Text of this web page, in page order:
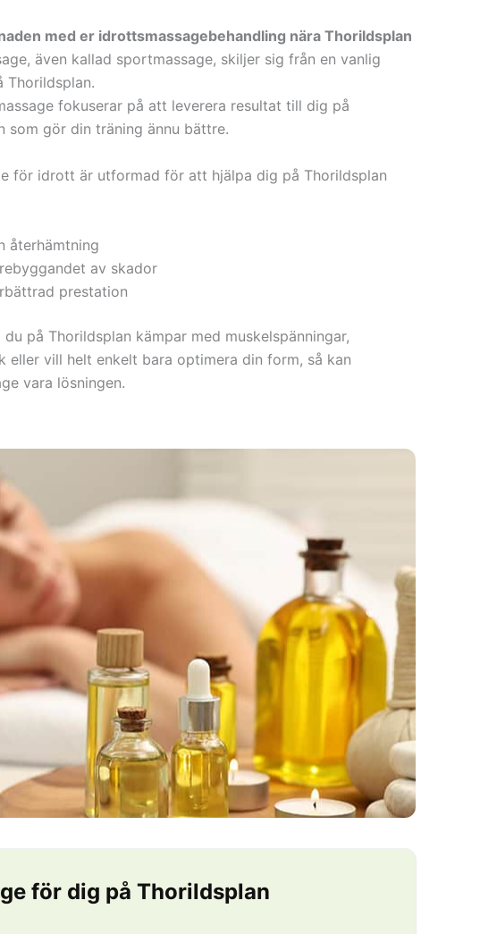
med er idrottsmassagebehandling nära Thorildsplan
även kallad sportmassage, skiljer sig från en vanlig
Thorildsplan.
fokuserar på att leverera resultat till dig på
som gör din träning ännu bättre.
för idrott är utformad för att hjälpa dig på Thorildsplan
återhämtning
av skador
prestation
på Thorildsplan kämpar med muskelspänningar,
eller vill helt enkelt bara optimera din form, så kan
vara lösningen.
för dig på Thorildsplan